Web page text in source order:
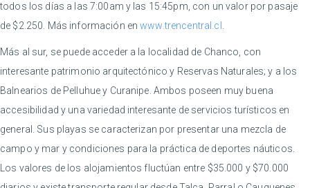
todos los días a las 7:00am y las 15:45pm, con un valor por pasaje
de $2.250. Más información enwww.trencentral.cl
Más al sur, se puede acceder a la localidad de Chanco, con
interesante patrimonio arquitectónico y Reservas Naturales; y a los
Balnearios de Pelluhue y Curanipe. Ambos poseen muy buena
accesibilidad y una variedad interesante de servicios turísticos en
general. Sus playas se caracterizan por presentar una mezcla de
campo y mar y condiciones para la práctica de deportes náuticos.
Los valores de los alojamientos fluctúan entre $35.000 y $70.000